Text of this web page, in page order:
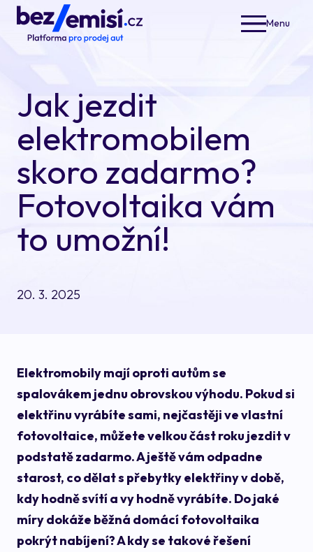
Menu
Jak jezdit
elektromobilem
skoro zadarmo?
Fotovoltaika vám
to umožní!
20. 3. 2025
Elektromobily mají oproti autům se
spalovákem jednu obrovskou výhodu. Pokud si
elektřinu vyrábíte sami, nejčastěji ve vlastní
fotovoltaice, můžete velkou část roku jezdit v
podstatě zadarmo. A ještě vám odpadne
starost, co dělat s přebytky elektřiny v době,
kdy hodně svítí a vy hodně vyrábíte. Do jaké
míry dokáže běžná domácí fotovoltaika
pokrýt nabíjení? A kdy se takové řešení